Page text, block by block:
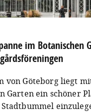
im Botanischen
von Göteborg liegt
Garten ein schöner
Stadtbummel